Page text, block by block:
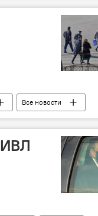
Все новости
ИВЛ